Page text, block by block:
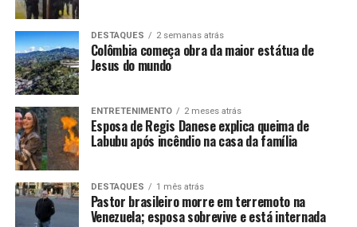
DESTAQUES 2 semanas atrás
Colômbia começa obra da maior estátua de
Jesus do mundo
ENTRETENIMENTO 2 meses atrás
Esposa de Regis Danese explica queima de
Labubu após incêndio na casa da família
DESTAQUES 1 mês atrás
Pastor brasileiro morre em terremoto na
Venezuela; esposa sobrevive e está internada